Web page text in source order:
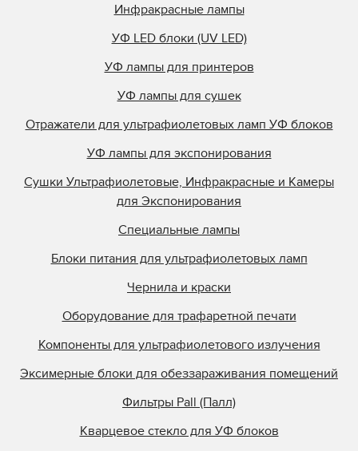
Philips
Polarlamp
Polytype
Primarc
Prime UV
Quality Discount Pre
Research Inc.
Samlink
Singulus
Southern Lamps
Specialty Coatings
StrataSys
Superfici
Superfine Printing M
Superior Quartz
Инфракрасные лампы
УФ LED блоки (UV LED)
УФ лампы для принтеров
УФ лампы для сушек
Отражатели для ультрафиолетовых ламп УФ блоков
УФ лампы для экспонирования
Сушки Ультрафиолетовые, Инфракрасные и Камеры
для Экспонирования
Специальные лампы
Блоки питания для ультрафиолетовых ламп
Чернила и краски
Оборудование для трафаретной печати
Компоненты для ультрафиолетового излучения
Эксимерные блоки для обеззараживания помещений
Фильтры Pall (Палл)
Кварцевое стекло для УФ блоков